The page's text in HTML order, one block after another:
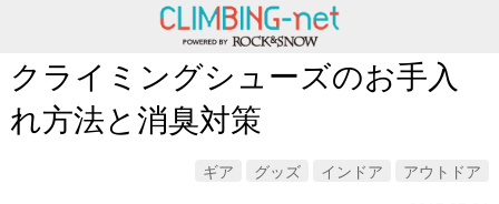
クライミングシューズのお手入
れ方法と消臭対策
ギア グッズ インドア アウトドア